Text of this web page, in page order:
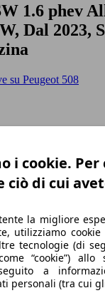
1.6 phev
Dal 2023,
su Peugeot 508
i cookie.
ciò di cui
la migliore
utilizziamo
tecnologie (di
“cookie”)
a
personali (tra cui